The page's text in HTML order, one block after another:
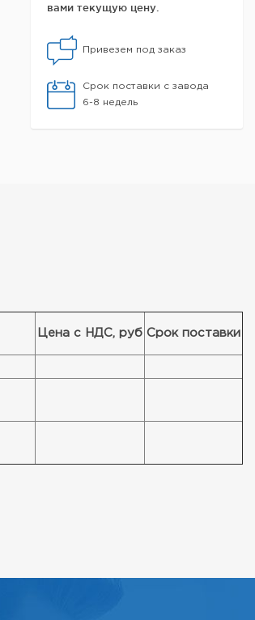
вами текущую цену.
Привезем под заказ
Срок поставки с завода
6-8 недель
Цена с НДС, руб Срок поставки